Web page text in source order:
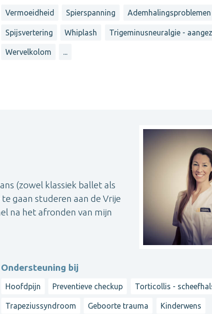
Vermoeidheid Spierspanning Ademhalingsproblemen
Spijsvertering Whiplash Trigeminusneuralgie -
Wervelkolom ...
(zowel klassiek ballet als
gaan studeren aan de Vrije
na het afronden van mijn
Ondersteuning bij
Hoofdpijn Preventieve checkup Torticollis -
Trapeziussyndroom Geboorte trauma Kinderwens